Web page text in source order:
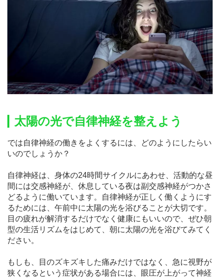
太陽の光で自律神経を整えよう
では自律神経の働きをよくするには、どのようにしたらい
いのでしょうか？
自律神経は、身体の24時間サイクルにあわせ、活動的な昼
間には交感神経が、休息している夜は副交感神経がつかさ
どるように働いています。自律神経が正しく働くようにす
るためには、午前中に太陽の光を浴びることが大切です。
目の疲れが解消するだけでなく健康にもいいので、ぜひ朝
型の生活リズムをはじめて、朝に太陽の光を浴びてみてく
ださい。
もしも、目のズキズキした痛みだけではなく、急に視野が
狭くなるという症状がある場合には、眼圧が上がって神経